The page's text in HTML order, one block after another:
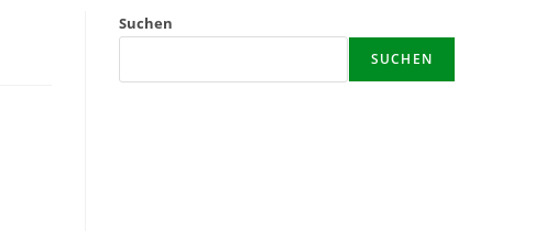
Suchen
SUCHEN